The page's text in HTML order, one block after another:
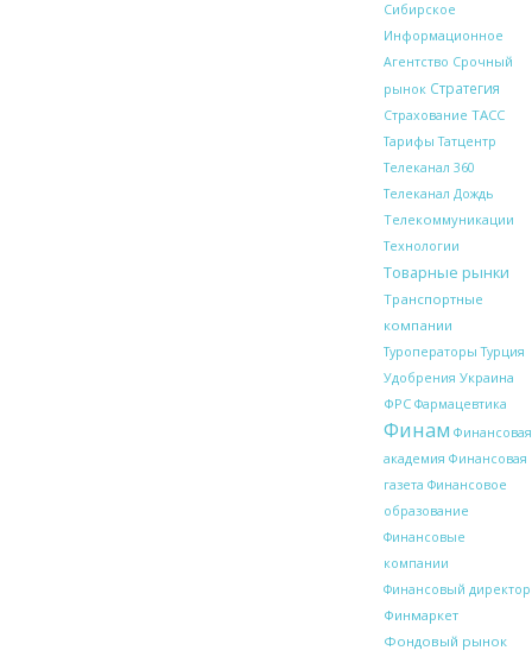
Сибирское
Информационное
Агентство Срочный
рынок Стратегия
Страхование ТАСС
Тарифы Татцентр
Телеканал 360
Телеканал Дождь
Телекоммуникации
Технологии
Товарные рынки
Транспортные
компании
Туроператоры Турция
Удобрения Украина
ФРС Фармацевтика
Финам Финансовая
академия Финансовая
газета Финансовое
образование
Финансовые
компании
Финансовый директор
Финмаркет
Фондовый рынок